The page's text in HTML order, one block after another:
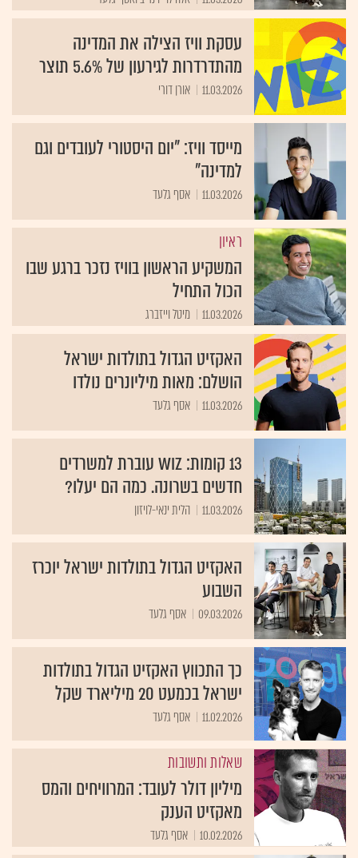
עסקת וויז הצילה את המדינה
מהתדרדרות לגירעון של 5.6% תוצר
11.03.2026 אורן דורי
מייסד וויז: "יום היסטורי לעובדים וגם
למדינה"
11.03.2026 אסף גלעד
ראיון
המשקיע הראשון בוויז נזכר ברגע שבו
הכול התחיל
11.03.2026 מיטל וייזברג
האקזיט הגדול בתולדות ישראל
הושלם: מאות מיליונרים נולדו
11.03.2026 אסף גלעד
13 קומות: Wiz עוברת למשרדים
חדשים בשרונה. כמה הם יעלו?
11.03.2026 הלית ינאי-לויזון
האקזיט הגדול בתולדות ישראל יוכרז
השבוע
09.03.2026 אסף גלעד
כך התכווץ האקזיט הגדול בתולדות
ישראל בכמעט 20 מיליארד שקל
11.02.2026 אסף גלעד
שאלות ותשובות
מיליון דולר לעובד: המרוויחים והמס
מאקזיט הענק
10.02.2026 אסף גלעד